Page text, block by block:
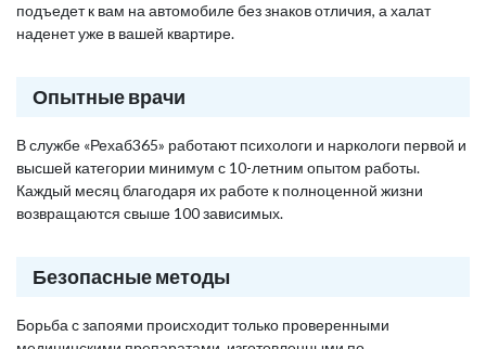
подъедет к вам на автомобиле без знаков отличия, а халат
наденет уже в вашей квартире.
Опытные врачи
В службе «Рехаб365» работают психологи и наркологи первой и
высшей категории минимум с 10-летним опытом работы.
Каждый месяц благодаря их работе к полноценной жизни
возвращаются свыше 100 зависимых.
Безопасные методы
Борьба с запоями происходит только проверенными